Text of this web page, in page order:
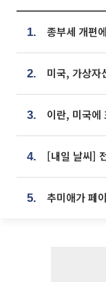
1.
2.
3.
4.
5.